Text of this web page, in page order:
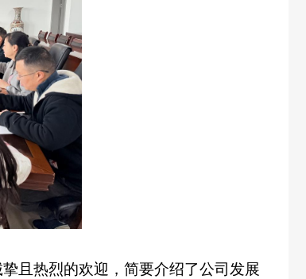
且热烈的欢迎，简要介绍了公司发展